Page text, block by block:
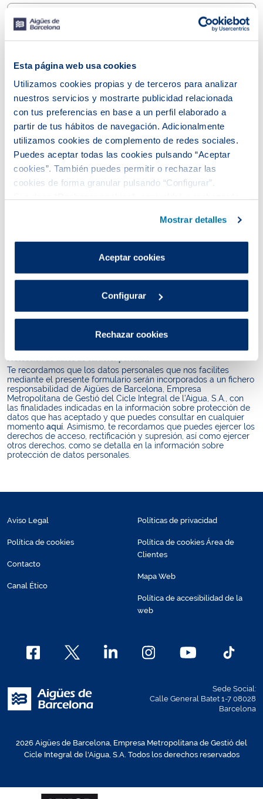
Esta página web usa cookies
Utilizamos cookies propias y de terceros para analizar
nuestros servicios y mostrarte publicidad relacionada
con tus preferencias en base a un perfil elaborado a
partir de tus hábitos de navegación. Adicionalmente
utilizamos cookies de complemento de redes sociales.
Puedes aceptar todas las cookies pulsando “Aceptar
cookies”. También puedes permitir o rechazar las
cookies de forma granular pulsando “Configurar”.
son indispensables para que el sitio web funcione y que
por tanto no se pueden desactivar.
Puedes consultar más información en nuestra
Mostrar detalles
Aceptar cookies
Configurar
Rechazar cookies
Escribe tu mensaje aquí*
Máximo 1000 caracteres
Seguridad en el envío de datos
La transmisión de los datos de este formulario se hace a través
de un servidor seguro que utiliza el protocolo de seguridad
estándar en la red: SSL. Este protocolo protege tus datos
encriptándolos, para que nadie ajeno a Aigües de Barcelona,
Protección de datos de carácter personal
Te recordamos que los datos personales que nos facilites
mediante el presente formulario serán incorporados a un fichero
responsabilidad de Aigües de Barcelona, Empresa
Metropolitana de Gestió del Cicle Integral de l’Aigua, S.A., con
las finalidades indicadas en la información sobre protección de
datos que has aceptado y que puedes consultar en cualquier
momento aquí . Asimismo, te recordamos que puedes ejercer los
derechos de acceso, rectificación y supresión, así como ejercer
otros derechos, como se detalla en la información sobre
protección de datos personales.
Aviso Legal
Política de cookies
Contacto
Canal Ético
Políticas de privacidad
Política de cookies Área de
Clientes
Mapa Web
Política de accesibilidad de la
web
Sede Social:
Calle General Batet 1-7 08028
Barcelona
2026 Aigües de Barcelona, Empresa Metropolitana de Gestió del
Cicle Integral de l'Aigua, S.A. Todos los derechos reservados